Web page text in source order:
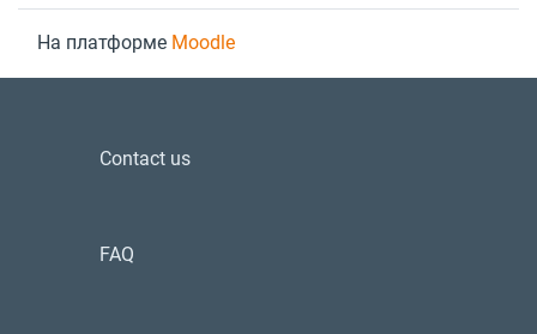
На платформе Moodle
Contact us
FAQ